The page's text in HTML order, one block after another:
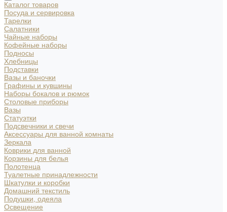
Каталог товаров
Посуда и сервировка
Тарелки
Салатники
Чайные наборы
Кофейные наборы
Подносы
Хлебницы
Подставки
Вазы и баночки
Графины и кувшины
Наборы бокалов и рюмок
Столовые приборы
Вазы
Статуэтки
Подсвечники и свечи
Аксессуары для ванной комнаты
Зеркала
Коврики для ванной
Корзины для белья
Полотенца
Туалетные принадлежности
Шкатулки и коробки
Домашний текстиль
Подушки, одеяла
Освещение